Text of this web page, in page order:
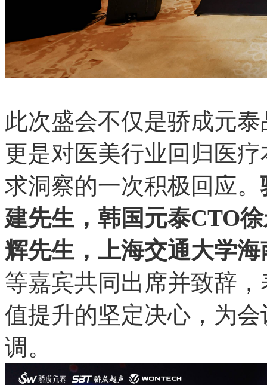
此次盛会不仅是骄成元
更是对医美行业回归医
求洞察的一次积极回应。
建先生，韩国元泰CTO
辉先生，上海交通大学
等嘉宾共同出席并致辞
值提升的坚定决心，为
调。